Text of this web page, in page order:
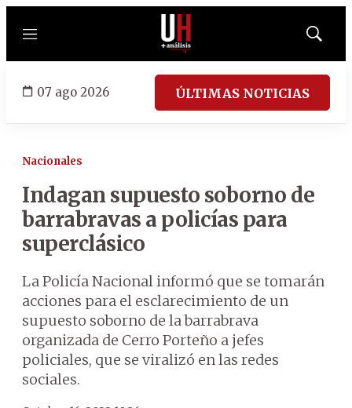
Menú
Mostrar
07 ago 2026 ÚLTIMAS NOTICIAS
Nacionales
Indagan supuesto soborno de
barrabravas a policías para
superclásico
La Policía Nacional informó que se tomarán
acciones para el esclarecimiento de un
supuesto soborno de la barrabrava
organizada de Cerro Porteño a jefes
policiales, que se viralizó en las redes
sociales.